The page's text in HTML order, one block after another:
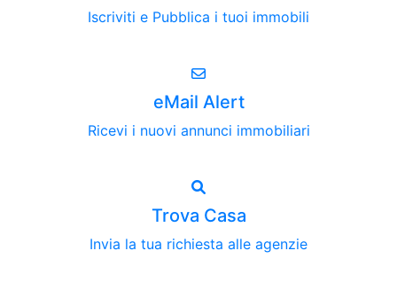
Iscriviti e Pubblica i tuoi immobili
eMail Alert
Ricevi i nuovi annunci immobiliari
Trova Casa
Invia la tua richiesta alle agenzie